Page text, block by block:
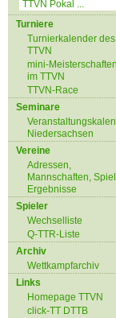
Turniere
Turnierkalender des
TTVN
mini-Meisterschaften
im TTVN
TTVN-Race
Seminare
Niedersachsen
Vereine
Adressen,
Mannschaften,
Ergebnisse
Spieler
Wechselliste
Q-TTR-Liste
Archiv
Wettkampfarchiv
Links
Homepage TTVN
click-TT DTTB